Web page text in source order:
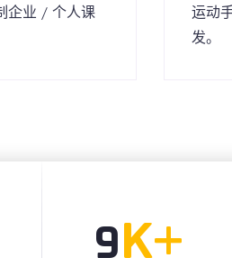
企业 / 个人课
运动
发。
9